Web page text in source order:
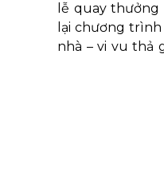
lễ quay
lại chương
nhà – vi vu thả